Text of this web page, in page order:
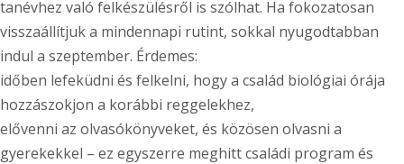
tanévhez való felkészülésről is szólhat. Ha fokozatosan
visszaállítjuk a mindennapi rutint, sokkal nyugodtabban
indul a szeptember. Érdemes:
időben lefeküdni és felkelni, hogy a család biológiai órája
hozzászokjon a korábbi reggelekhez,
elővenni az olvasókönyveket, és közösen olvasni a
gyerekekkel – ez egyszerre meghitt családi program és